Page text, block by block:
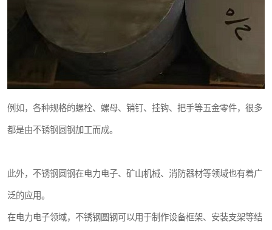
例如，各种规格的螺栓、螺母、销钉、挂钩、把手等五金零件，很多
都是由不锈钢圆钢加工而成。
此外，不锈钢圆钢在电力电子、矿山机械、消防器材等领域也有着广
泛的应用。
在电力电子领域，不锈钢圆钢可以用于制作设备框架、安装支架等结